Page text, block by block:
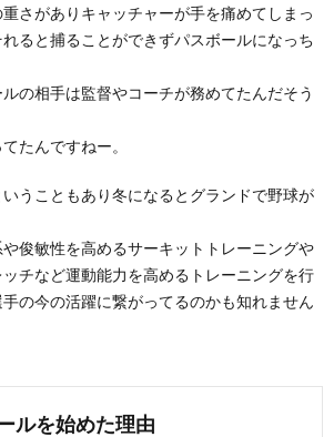
さがありキャッチャーが手を痛めてしまっ
ると捕ることができずパスボールになっち
の相手は監督やコーチが務めてたんだそう
たんですねー。
うこともあり冬になるとグランドで野球が
俊敏性を高めるサーキットトレーニングや
チなど運動能力を高めるトレーニングを行
の今の活躍に繋がってるのかも知れません
ルを始めた理由